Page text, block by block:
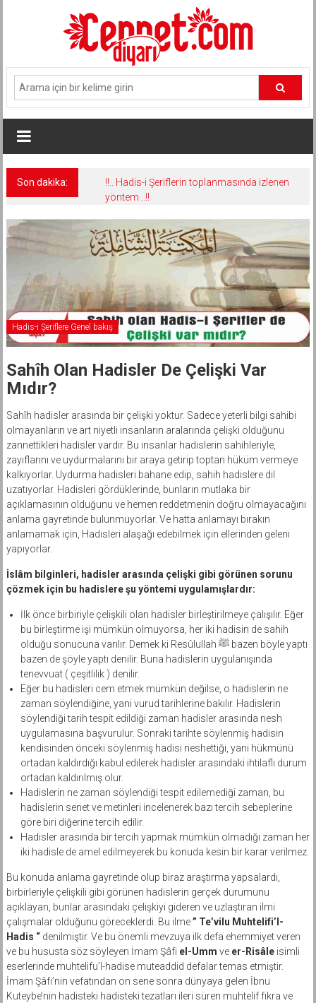
Son dakika:
!!.. Hadis-i Şeriflerin toplanmasında izlenen
yöntem ..!!
Hadis-i Şeriflere Genel bakış
Sahîh Olan Hadisler De Çelişki Var
Mıdır?
Sahîh hadisler arasında bir çelişki yoktur. Sadece yeterli bilgi sahibi
olmayanların ve art niyetli insanların aralarında çelişki olduğunu
zannettikleri hadisler vardır. Bu insanlar hadislerin sahihleriyle,
zayıflarını ve uydurmalarını bir araya getirip toptan hüküm vermeye
kalkıyorlar. Uydurma hadisleri bahane edip, sahih hadislere dil
uzatıyorlar. Hadisleri gördüklerinde, bunların mutlaka bir
açıklamasının olduğunu ve hemen reddetmenin doğru olmayacağını
anlama gayretinde bulunmuyorlar. Ve hatta anlamayı bırakın
anlamamak için, Hadisleri alaşağı edebilmek için ellerinden geleni
yapıyorlar.
İslâm bilginleri, hadisler arasında çelişki gibi görünen sorunu
çözmek için bu hadislere şu yöntemi uygulamışlardır:
İlk önce birbiriyle çelişkili olan hadisler birleştirilmeye çalışılır. Eğer
bu birleştirme işi mümkün olmuyorsa, her iki hadisin de sahih
olduğu sonucuna varılır. Demek ki Resûlullah ﷺ bazen böyle yaptı
bazen de şöyle yaptı denilir. Buna hadislerin uygulanışında
tenevvuat ( çeşitlilik ) denilir.
Eğer bu hadisleri cem etmek mümkün değilse, o hadislerin ne
zaman söylendiğine, yani vurud tarihlerine bakılır. Hadislerin
söylendiği tarih tespit edildiği zaman hadisler arasında nesh
uygulamasına başvurulur. Sonraki tarihte söylenmiş hadisin
kendisinden önceki söylenmiş hadisi neshettiği, yani hükmünü
ortadan kaldırdığı kabul edilerek hadisler arasındaki ihtilaflı durum
ortadan kaldırılmış olur.
Hadislerin ne zaman söylendiği tespit edilemediği zaman, bu
hadislerin senet ve metinleri incelenerek bazı tercih sebeplerine
göre biri diğerine tercih edilir.
Hadisler arasında bir tercih yapmak mümkün olmadığı zaman her
iki hadisle de amel edilmeyerek bu konuda kesin bir karar verilmez.
Bu konuda anlama gayretinde olup biraz araştırma yapsalardı,
birbirleriyle çelişkili gibi görünen hadislerin gerçek durumunu
açıklayan, bunlar arasındaki çelişkiyi gideren ve uzlaştıran ilmi
çalışmalar olduğunu göreceklerdi. Bu ilme” Te’vilu Muhtelifi’l-
Hadis “denilmiştir. Ve bu önemli mevzuya ilk defa ehemmiyet veren
ve bu hususta söz söyleyen İmam Şâfi el-Umm ve er-Risâle isimli
eserlerinde muhtelifu’l-hadise muteaddid defalar temas etmiştir.
İmam Şâfi’nin vefatından on sene sonra dünyaya gelen İbnu
Kuteybe’nin hadisteki hadisteki tezatları ileri süren muhtelif fıkra ve